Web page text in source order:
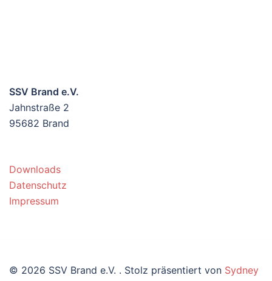
SSV Brand e.V.
Jahnstraße 2
95682 Brand
Downloads
Datenschutz
Impressum
© 2026 SSV Brand e.V. . Stolz präsentiert von Sydney